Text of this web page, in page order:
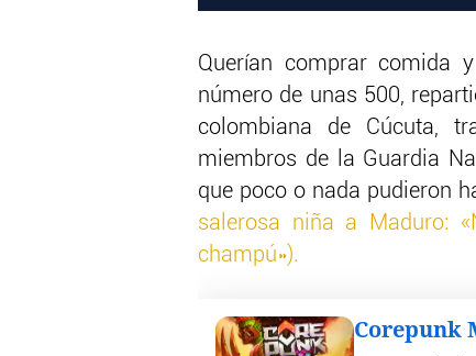
Querían comprar comida
número de unas 500,
colombiana de Cúcuta,
miembros de la Guardia
que poco o nada pudieron
salerosa niña a Maduro:
champú»).
Corepunk